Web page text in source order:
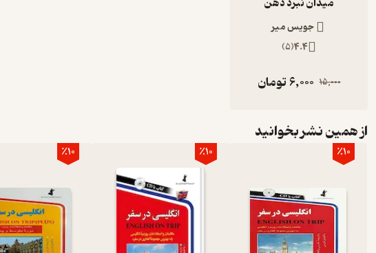
جویس میر
4.4
(
5
)
15,000
6,000تومان
از همین نشر بخوانید
٪10 ٪10 ٪10